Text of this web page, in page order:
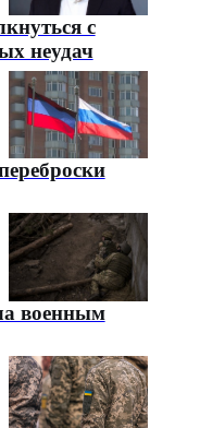
с
неудач
военным